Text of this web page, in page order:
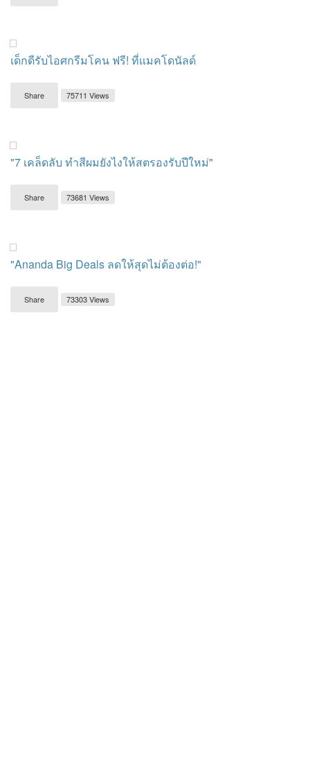
เด็กดีรับไอศกรีมโคน ฟรี! ที่แมคโดนัลด์
Share 75711 Views
"7 เคล็ดลับ ทำสีผมยังไงให้สตรองรับปีใหม่"
Share 73681 Views
"Ananda Big Deals ลดให้สุดไม่ต้องต่อ!"
Share 73303 Views